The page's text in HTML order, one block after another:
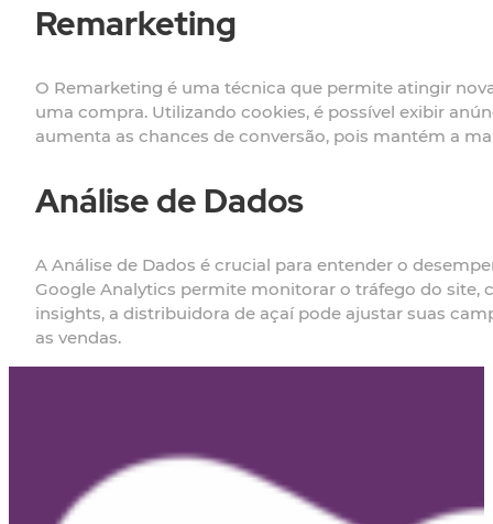
Remarketing
O Remarketing é uma técnica que permite atingir
uma compra. Utilizando cookies, é possível exibir
aumenta as chances de conversão, pois mantém a
Análise de Dados
A Análise de Dados é crucial para entender o
Google Analytics permite monitorar o tráfego do site,
insights, a distribuidora de açaí pode ajustar suas
as vendas.